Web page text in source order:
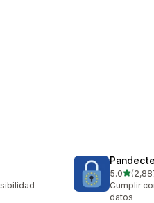
5.0de 5
2887
Cumplir
datos